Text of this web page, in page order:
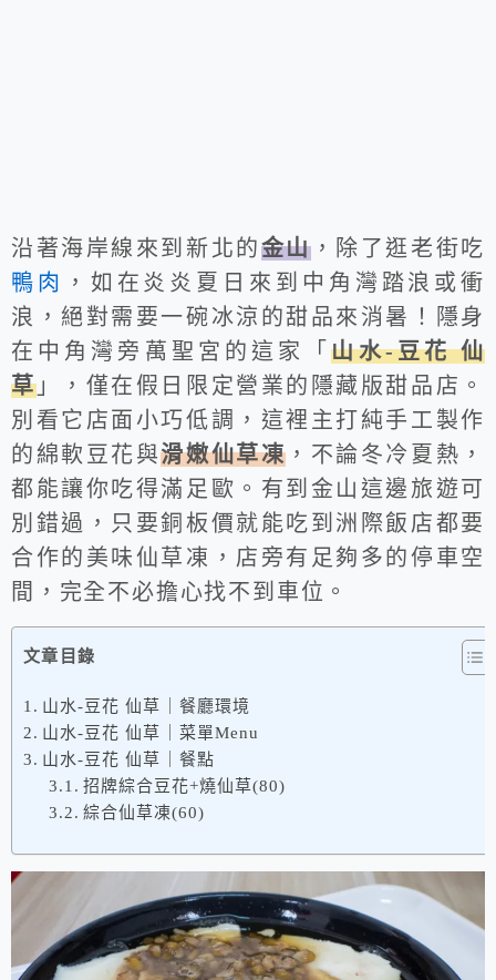
沿著海岸線來到新北的金山，除了逛老街吃
鴨肉
，如在炎炎夏日來到中角灣踏浪或衝
浪，絕對需要一碗冰涼的甜品來消暑！隱身
在中角灣旁萬聖宮的這家「山水-豆花 仙
草」，僅在假日限定營業的隱藏版甜品店。
別看它店面小巧低調，這裡主打純手工製作
的綿軟豆花與滑嫩仙草凍 ，不論冬冷夏熱，
都能讓你吃得滿足歐。有到金山這邊旅遊可
別錯過，只要銅板價就能吃到洲際飯店都要
合作的美味仙草凍，店旁有足夠多的停車空
間，完全不必擔心找不到車位。
文章目錄
山水-豆花 仙草｜餐廳環境
山水-豆花 仙草｜菜單Menu
山水-豆花 仙草｜餐點
招牌綜合豆花+燒仙草(80)
綜合仙草凍(60)